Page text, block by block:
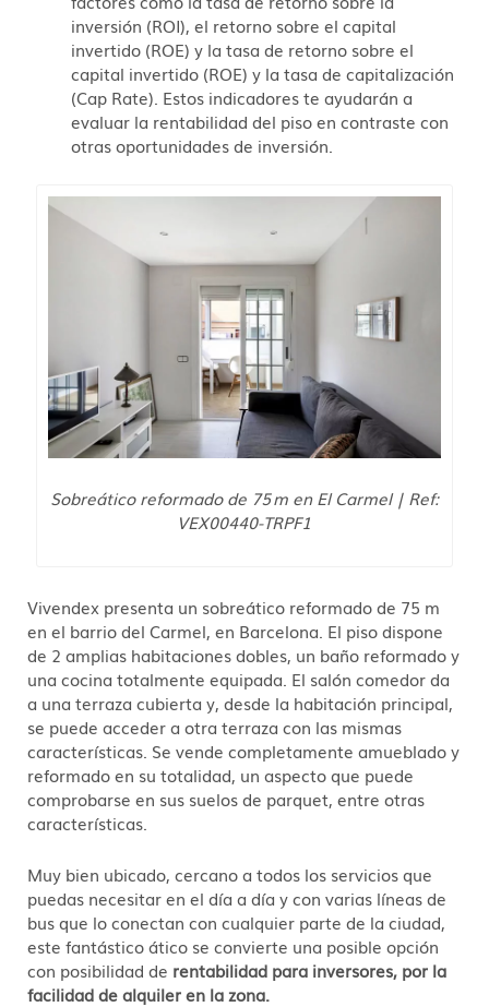
inversión (ROI), el retorno sobre el capital
invertido (ROE) y la tasa de retorno sobre el
capital invertido (ROE) y la tasa de capitalización
(Cap Rate). Estos indicadores te ayudarán a
evaluar la rentabilidad del piso en contraste con
otras oportunidades de inversión.
Sobreático reformado de 75 m en El Carmel | Ref:
VEX00440-TRPF1
Vivendex presenta un sobreático reformado de 75 m
en el barrio del Carmel, en Barcelona. El piso dispone
de 2 amplias habitaciones dobles, un baño reformado y
una cocina totalmente equipada. El salón comedor da
a una terraza cubierta y, desde la habitación principal,
se puede acceder a otra terraza con las mismas
características. Se vende completamente amueblado y
reformado en su totalidad, un aspecto que puede
comprobarse en sus suelos de parquet, entre otras
características.
Muy bien ubicado, cercano a todos los servicios que
puedas necesitar en el día a día y con varias líneas de
bus que lo conectan con cualquier parte de la ciudad,
este fantástico ático se convierte una posible opción
con posibilidad de rentabilidad para inversores, por la
facilidad de alquiler en la zona.